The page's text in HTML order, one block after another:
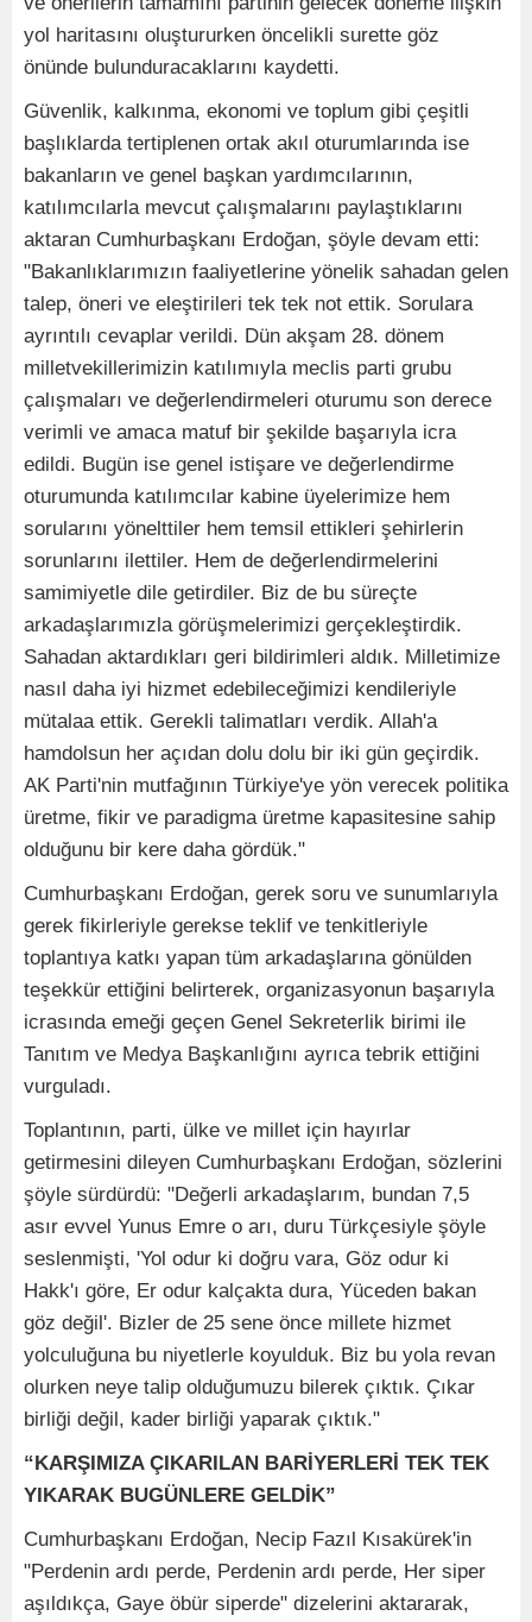
yol haritasını oluştururken öncelikli surette göz
önünde bulunduracaklarını kaydetti.
Güvenlik, kalkınma, ekonomi ve toplum gibi çeşitli
başlıklarda tertiplenen ortak akıl oturumlarında ise
bakanların ve genel başkan yardımcılarının,
katılımcılarla mevcut çalışmalarını paylaştıklarını
aktaran Cumhurbaşkanı Erdoğan, şöyle devam etti:
"Bakanlıklarımızın faaliyetlerine yönelik sahadan gelen
talep, öneri ve eleştirileri tek tek not ettik. Sorulara
ayrıntılı cevaplar verildi. Dün akşam 28. dönem
milletvekillerimizin katılımıyla meclis parti grubu
çalışmaları ve değerlendirmeleri oturumu son derece
verimli ve amaca matuf bir şekilde başarıyla icra
edildi. Bugün ise genel istişare ve değerlendirme
oturumunda katılımcılar kabine üyelerimize hem
sorularını yönelttiler hem temsil ettikleri şehirlerin
sorunlarını ilettiler. Hem de değerlendirmelerini
samimiyetle dile getirdiler. Biz de bu süreçte
arkadaşlarımızla görüşmelerimizi gerçekleştirdik.
Sahadan aktardıkları geri bildirimleri aldık. Milletimize
nasıl daha iyi hizmet edebileceğimizi kendileriyle
mütalaa ettik. Gerekli talimatları verdik. Allah'a
hamdolsun her açıdan dolu dolu bir iki gün geçirdik.
AK Parti'nin mutfağının Türkiye'ye yön verecek politika
üretme, fikir ve paradigma üretme kapasitesine sahip
olduğunu bir kere daha gördük."
Cumhurbaşkanı Erdoğan, gerek soru ve sunumlarıyla
gerek fikirleriyle gerekse teklif ve tenkitleriyle
toplantıya katkı yapan tüm arkadaşlarına gönülden
teşekkür ettiğini belirterek, organizasyonun başarıyla
icrasında emeği geçen Genel Sekreterlik birimi ile
Tanıtım ve Medya Başkanlığını ayrıca tebrik ettiğini
vurguladı.
Toplantının, parti, ülke ve millet için hayırlar
getirmesini dileyen Cumhurbaşkanı Erdoğan, sözlerini
şöyle sürdürdü: "Değerli arkadaşlarım, bundan 7,5
asır evvel Yunus Emre o arı, duru Türkçesiyle şöyle
seslenmişti, 'Yol odur ki doğru vara, Göz odur ki
Hakk'ı göre, Er odur kalçakta dura, Yüceden bakan
göz değil'. Bizler de 25 sene önce millete hizmet
yolculuğuna bu niyetlerle koyulduk. Biz bu yola revan
olurken neye talip olduğumuzu bilerek çıktık. Çıkar
birliği değil, kader birliği yaparak çıktık."
“KARŞIMIZA ÇIKARILAN BARİYERLERİ TEK TEK
YIKARAK BUGÜNLERE GELDİK”
Cumhurbaşkanı Erdoğan, Necip Fazıl Kısakürek'in
"Perdenin ardı perde, Perdenin ardı perde, Her siper
aşıldıkça, Gaye öbür siperde" dizelerini aktararak,